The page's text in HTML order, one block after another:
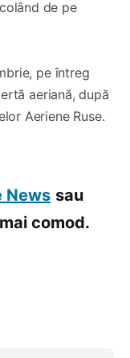
de pe
pe întreg
aeriană, după
Aeriene Ruse.
News sau
comod.